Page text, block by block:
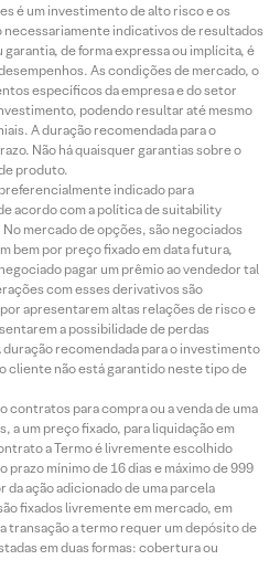
é um investimento de alto risco e os
necessariamente indicativos de resultados
de forma expressa ou implícita, é
As condições de mercado, o
específicos da empresa e do setor
podendo resultar até mesmo
A duração recomendada para o
Não há quaisquer garantias sobre o
produto.
indicado para
acordo com a política de suitability
mercado de opções, são negociados
bem por preço fixado em data futura,
pagar um prêmio ao vendedor tal
com esses derivativos são
apresentarem altas relações de risco e
a possibilidade de perdas
recomendada para o investimento
cliente não está garantido neste tipo de
contratos para compra ou a venda de uma
a um preço fixado, para liquidação em
a Termo é livremente escolhido
mínimo de 16 dias e máximo de 999
ação adicionado de uma parcela
fixados livremente em mercado, em
transação a termo requer um depósito de
em duas formas: cobertura ou